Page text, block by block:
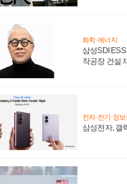
화학·에너지
삼성SDI
작공장 건설
전자·전기·정
삼성전자, 갤